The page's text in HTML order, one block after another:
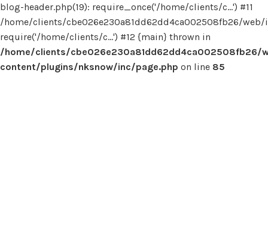
blog-header.php(19): require_once('/home/clients/c...') #11
/home/clients/cbe026e230a81dd62dd4ca002508fb26/web/
require('/home/clients/c...') #12 {main} thrown in
/home/clients/cbe026e230a81dd62dd4ca002508fb26/
content/plugins/nksnow/inc/page.php on line 85